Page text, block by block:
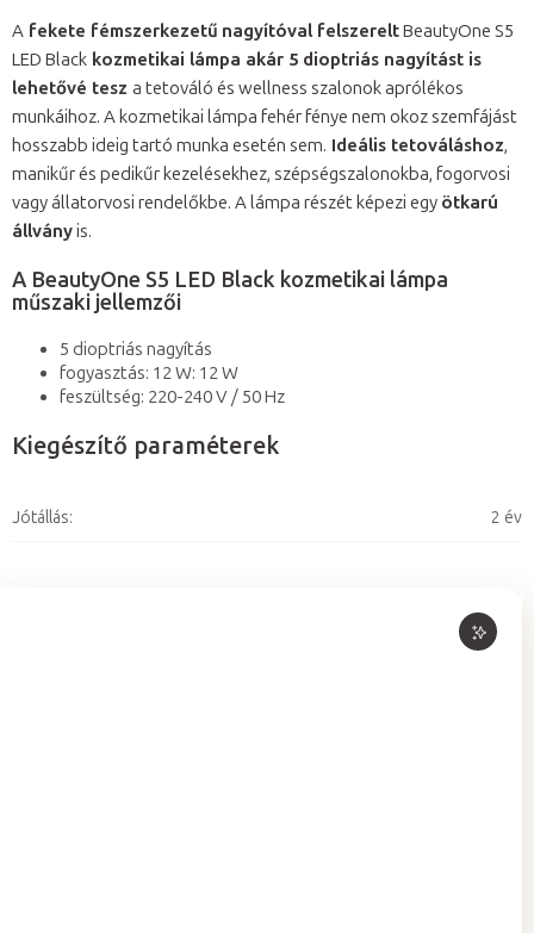
A fekete fémszerkezetű nagyítóval felszereltBeautyOne S5
LED Black kozmetikai lámpa akár 5 dioptriás nagyítást is
lehetővé tesz a tetováló és wellness szalonok aprólékos
munkáihoz. A kozmetikai lámpa fehér fénye nem okoz szemfájást
hosszabb ideig tartó munka esetén sem. Ideális tetováláshoz,
manikűr és pedikűr kezelésekhez, szépségszalonokba, fogorvosi
vagy állatorvosi rendelőkbe. A lámpa részét képezi egy ötkarú
állványis.
A BeautyOne S5 LED Black kozmetikai lámpa
műszaki jellemzői
5 dioptriás nagyítás
fogyasztás: 12 W: 12 W
feszültség: 220-240 V / 50 Hz
Kiegészítő paraméterek
Jótállás: 2 év